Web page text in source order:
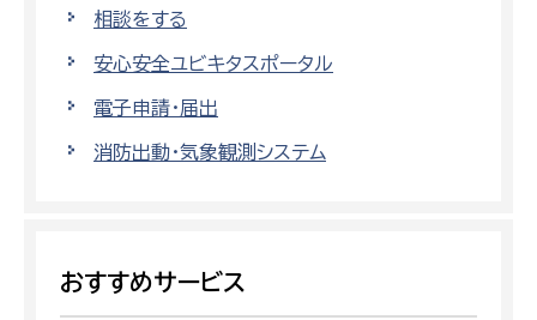
相談をする
安心安全ユビキタスポータル
電子申請・届出
消防出動・気象観測システム
おすすめサービス